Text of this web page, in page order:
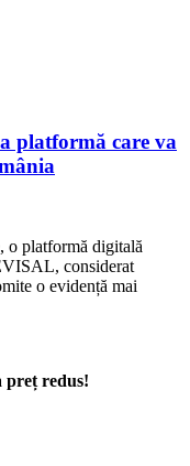
platformă care va
o platformă digitală
considerat
o evidență mai
preț redus!